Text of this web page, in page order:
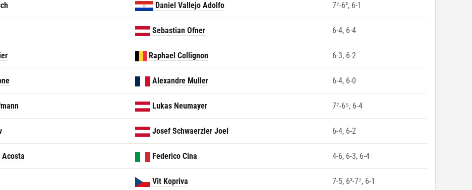
Daniel Vallejo Adolfo 7⁷-6², 6-1
Sebastian Ofner 6-4, 6-4
Raphael Collignon 6-3, 6-2
Alexandre Muller 6-4, 6-0
Lukas Neumayer 7⁷-6⁵, 6-4
Josef Schwaerzler Joel 6-4, 6-2
Acosta Federico Cina 4-6, 6-3, 6-4
Vit Kopriva 7-5, 6³-7⁷, 6-1